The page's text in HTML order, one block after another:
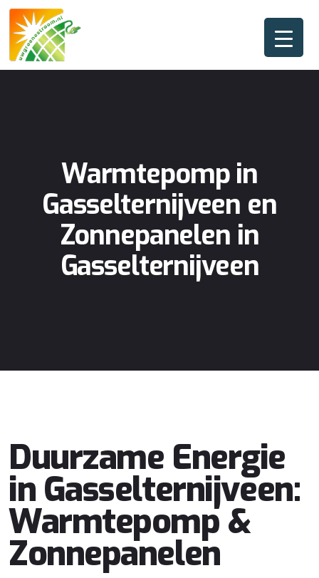
Warmtepomp in
Gasselternijveen en
Zonnepanelen in
Gasselternijveen
Duurzame Energie
in Gasselternijveen:
Warmtepomp &
Zonnepanelen